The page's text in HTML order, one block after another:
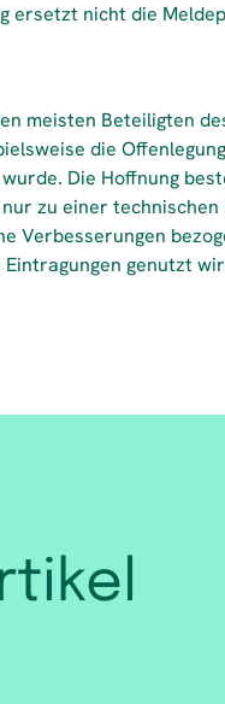
ersetzt nicht die
meisten Beteiligten
die Offenlegung
Die Hoffnung
zu einer
Verbesserungen
genutzt